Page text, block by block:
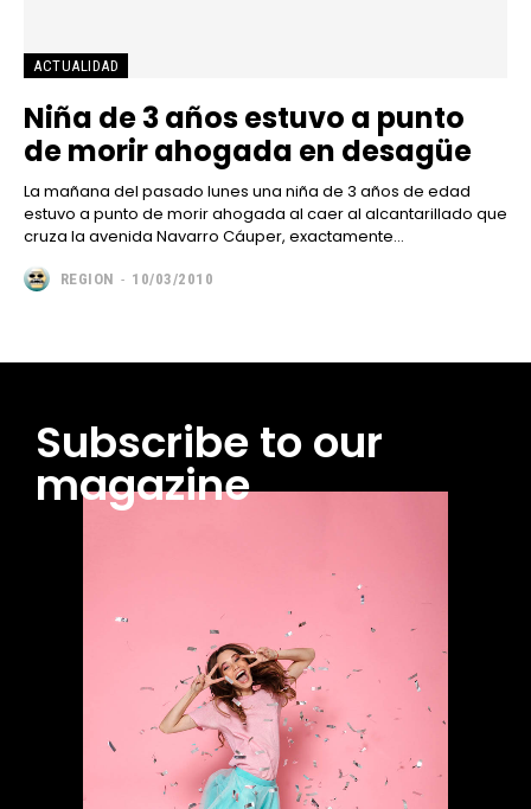
ACTUALIDAD
Niña de 3 años estuvo a punto
de morir ahogada en desagüe
La mañana del pasado lunes una niña de 3 años de edad
estuvo a punto de morir ahogada al caer al alcantarillado que
cruza la avenida Navarro Cáuper, exactamente...
REGION - 10/03/2010
Subscribe to our
magazine